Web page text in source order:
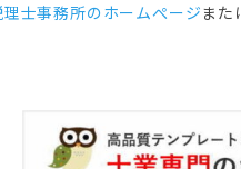
士事務所のホームぺージまた